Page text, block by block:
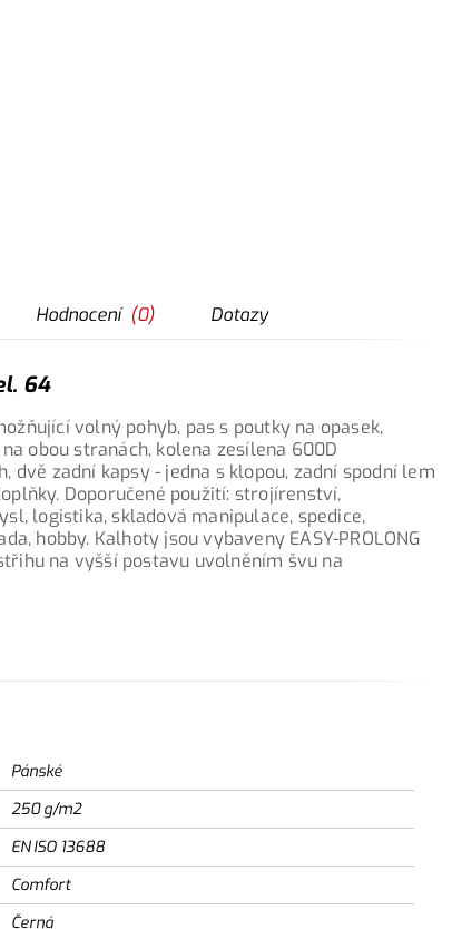
Hodnocení (0) Dotazy
64
volný pohyb, pas s poutky na opasek,
obou stranách, kolena zesílena 600D
zadní kapsy - jedna s klopou, zadní spodní lem
Doporučené použití: strojírenství,
logistika, skladová manipulace, spedice,
hobby. Kalhoty jsou vybaveny EASY-PROLONG
na vyšší postavu uvolněním švu na
Pánské
250 g/m2
EN ISO 13688
Comfort
Černá